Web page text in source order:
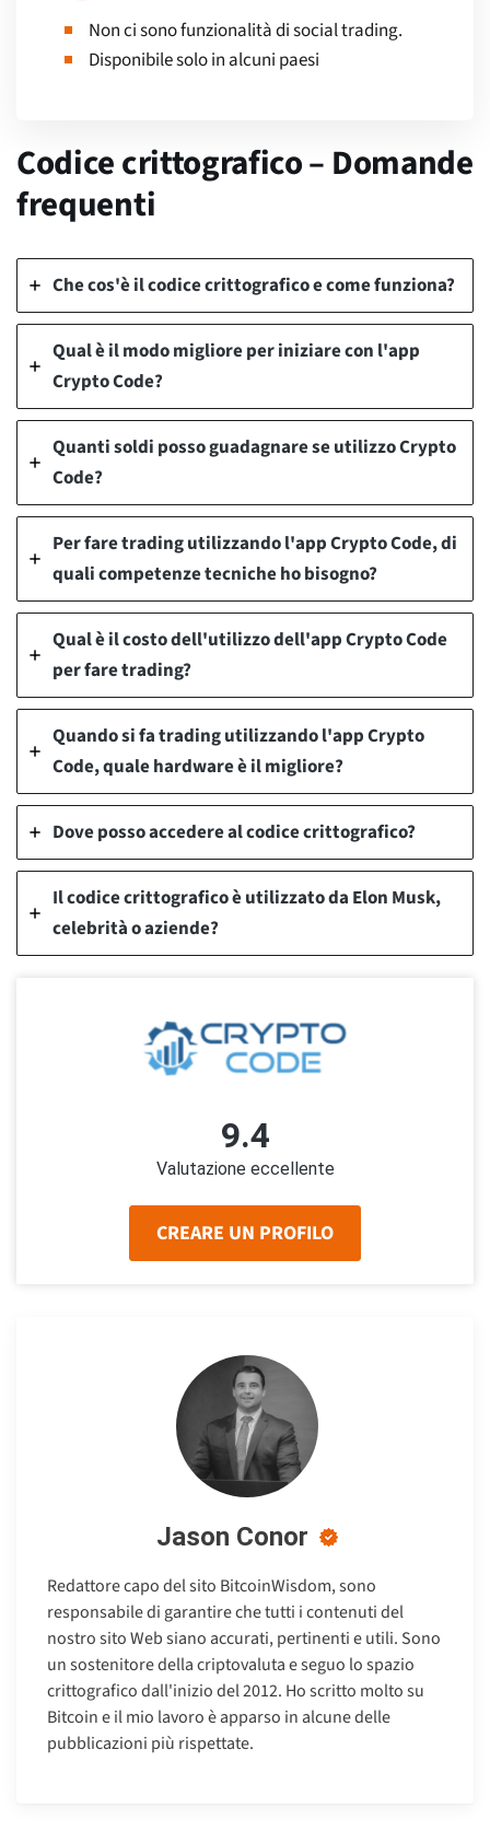
Non ci sono funzionalità di social trading.
Disponibile solo in alcuni paesi
Codice crittografico – Domande
frequenti
Che cos'è il codice crittografico e come funziona?
Qual è il modo migliore per iniziare con l'app
Crypto Code?
Quanti soldi posso guadagnare se utilizzo Crypto
Code?
Per fare trading utilizzando l'app Crypto Code, di
quali competenze tecniche ho bisogno?
Qual è il costo dell'utilizzo dell'app Crypto Code
per fare trading?
Quando si fa trading utilizzando l'app Crypto
Code, quale hardware è il migliore?
Dove posso accedere al codice crittografico?
Il codice crittografico è utilizzato da Elon Musk,
celebrità o aziende?
9.4
Valutazione eccellente
CREARE UN PROFILO
Jason Conor
Redattore capo del sito BitcoinWisdom, sono
responsabile di garantire che tutti i contenuti del
nostro sito Web siano accurati, pertinenti e utili. Sono
un sostenitore della criptovaluta e seguo lo spazio
crittografico dall'inizio del 2012. Ho scritto molto su
Bitcoin e il mio lavoro è apparso in alcune delle
pubblicazioni più rispettate.